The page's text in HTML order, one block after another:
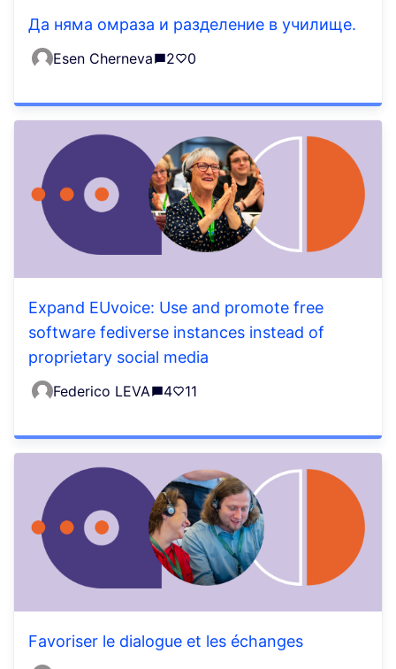
Да няма омраза и разделение в училище.
Esen Cherneva 2 0
Expand EUvoice: Use and promote free
software fediverse instances instead of
proprietary social media
Federico LEVA 4 11
Favoriser le dialogue et les échanges